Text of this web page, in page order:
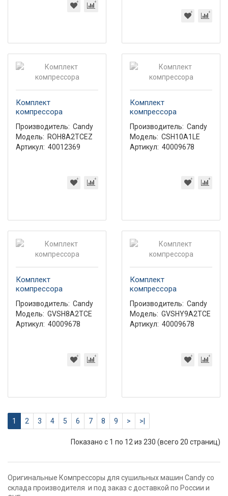
Комплект
компрессора
Производитель: Candy
Модель: ROH8A2TCEZ
Артикул: 40012369
Комплект
компрессора
Производитель: Candy
Модель: CSH10A1LE
Артикул: 40009678
Комплект
компрессора
Производитель: Candy
Модель: GVSH8A2TCE
Артикул: 40009678
Комплект
компрессора
Производитель: Candy
Модель: GVSHY9A2TCE
Артикул: 40009678
1 2 3 4 5 6 7 8 9 > >|
Показано с 1 по 12 из 230 (всего 20 страниц)
Оригинальные Компрессоры для сушильных машин Candy со
склада производителя и под заказ с доставкой по России и